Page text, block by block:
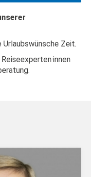
Urlaubswünsche Zeit.